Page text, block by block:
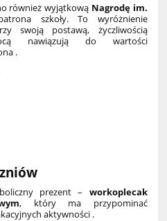
również wyjątkową Nagrodę im.
szkoły. To wyróżnienie
swoją postawą, życzliwością
nawiązują do wartości
.
prezent – workoplecak
, który ma przypominać
aktywności .